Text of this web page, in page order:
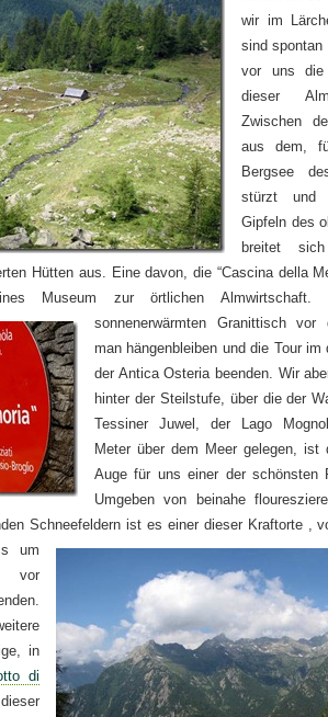
wir im
sind
vor uns die
dieser
Zwischen
aus dem,
Bergsee
stürzt und
Gipfeln des
breitet
Hütten aus. Eine davon, die “Cascina della
Museum zur örtlichen Almwirtschaft.
sonnenerwärmten Granittisch
man hängenbleiben und die Tour im
der Antica Osteria beenden. Wir
hinter der Steilstufe, über die der
Tessiner Juwel, der Lago
Meter über dem Meer gelegen, ist
Auge für uns einer der schönsten
Umgeben von beinahe
Schneefeldern istes einer dieser Kraftorte ,
um
vor
in
di